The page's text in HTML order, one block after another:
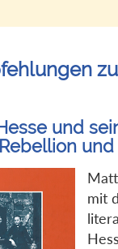
und
mit